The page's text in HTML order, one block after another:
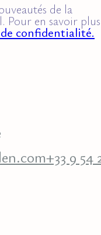
de la
Pour en savoir
confidentialité.
+33 9 54